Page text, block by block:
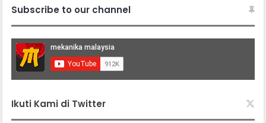
Subscribe to our channel
Ikuti Kami di Twitter